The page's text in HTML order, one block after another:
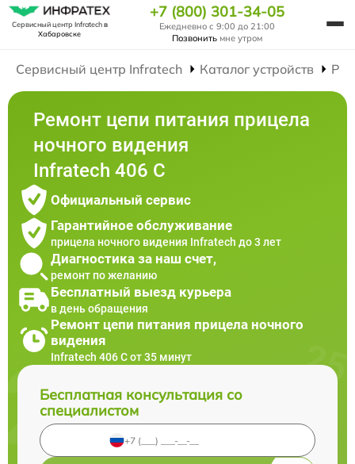
Сервисный центр Infratechв
Хабаровске
+7 (800) 301-34-05
Ежедневно с 9:00 до 21:00
Позвонить мне утром
Сервисный центр Infratech Каталог устройств
Ремонт цепи питания прицела
ночного видения
Infratech 406 С
Официальный сервис
Гарантийное обслуживание
прицела ночного видения Infratech до 3 лет
Диагностика за наш счет,
ремонт по желанию
Бесплатный выезд курьера
в день обращения
Ремонт цепи питания прицела ночного
видения
Infratech 406 С от 35 минут
Бесплатная консультация со
специалистом